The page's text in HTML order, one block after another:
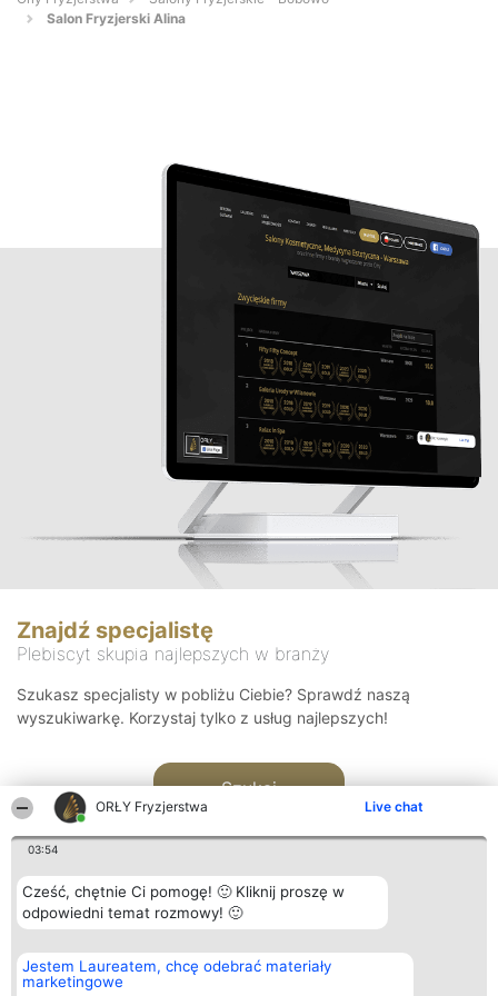
ORŁY Fryzjerstwa Live chat
03:54
Cześć, chętnie Ci pomogę! 🙂 Kliknij proszę w
odpowiedni temat rozmowy! 🙂
Jestem Laureatem, chcę odebrać materiały
marketingowe
Salon Fryzjerski Alina
Znajdź specjalistę
Plebiscyt skupia najlepszych w branży
Szukasz specjalisty w pobliżu Ciebie? Sprawdź naszą
wyszukiwarkę. Korzystaj tylko z usług najlepszych!
Szukaj
Organizator plebiscytu
Bright Side Solutions sp. z o.
o. sp. k.
Plebiscyt
Laureaci
Kontakt
Kontakt